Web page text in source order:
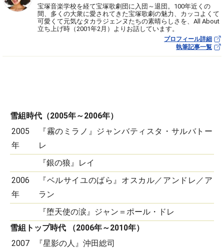
宝塚音楽学校を経て宝塚歌劇団に入団～退団。100年近くの
間、多くの大衆に愛されてきた宝塚歌劇の魅力、カッコよくて
可愛くて元気なタカラジェンヌたちの素晴らしさを、All About
立ち上げ時（2001年2月）よりお話しています。
プロフィール詳細
執筆記事一覧
雪組時代（2005年～2006年）
2005
年
『霧のミラノ』ジャンバティスタ・サルバトー
レ
『銀の狼』レイ
2006
年
『ベルサイユのばら』オスカル／アンドレ／ア
ラン
『堕天使の涙』ジャン＝ポール・ドレ
雪組トップ時代 （2006年～2010年）
2007
『星影の人』沖田総司